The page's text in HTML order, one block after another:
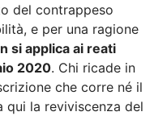
del contrappeso
e per una ragione
si applica ai reati
2020. Chi ricade in
che corre né il
qui la reviviscenza del